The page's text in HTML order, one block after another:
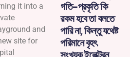
it into a
and
site for
গতি-প্রকৃতি কি
রকম হবে তা বলতে
পারি না, কিন্তু যথেষ্ট
পরিমানে বৃহৎ